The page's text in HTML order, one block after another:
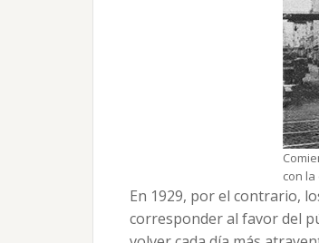
con la
En 1929, por el contrario,
corresponder al favor del